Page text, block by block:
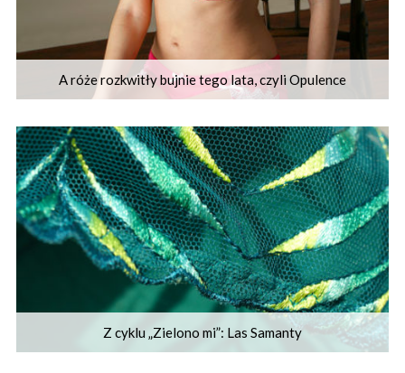
A róże rozkwitły bujnie tego lata, czyli Opulence
Z cyklu „Zielono mi”: Las Samanty